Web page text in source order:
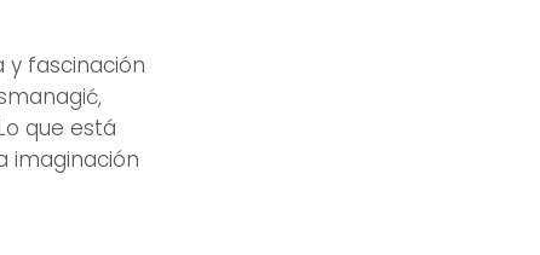
y fascinación
que está
imaginación